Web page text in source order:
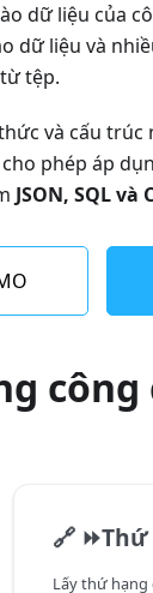
dữ liệu của
dữ liệu và
tệp.
và cấu trúc
cho phép áp
JSON, SQL và
công
🔗 ⏩Thứ